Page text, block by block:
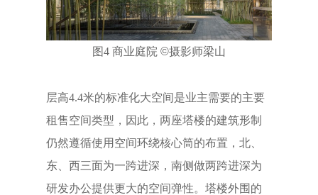
图4 商业庭院 ©摄影师梁山
层高4.4米的标准化大空间是业主需要的主要
租售空间类型，因此，两座塔楼的建筑形制
仍然遵循使用空间环绕核心筒的布置，北、
东、西三面为一跨进深，南侧做两跨进深为
研发办公提供更大的空间弹性。塔楼外围的